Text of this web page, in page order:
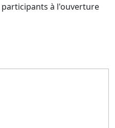
à l'ouverture